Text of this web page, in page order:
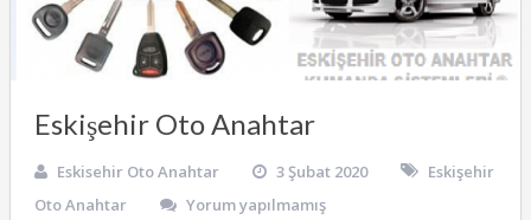
Eskişehir Oto Anahtar
Eskisehir Oto Anahtar 3 Şubat 2020
Eskişehir
Oto Anahtar
Yorum yapılmamış